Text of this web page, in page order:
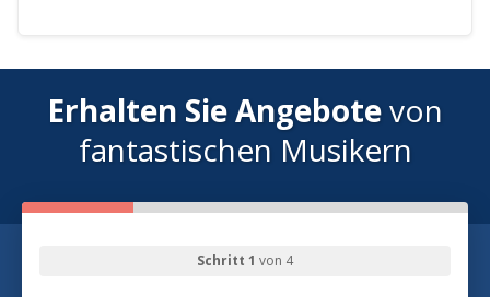
Erhalten Sie Angebotevon
fantastischen Musikern
Schritt 1 von 4